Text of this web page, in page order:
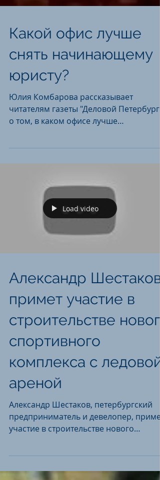
Какой офис лучше
снять начинающему
юристу?
Юлия Комбарова рассказывает
о том, в каком офисе лучше
Load video
Александр Шестаков
примет участие в
строительстве нового
спортивного
комплекса с ледовой
ареной
Александр Шестаков, петербургский
участие в строительстве нового